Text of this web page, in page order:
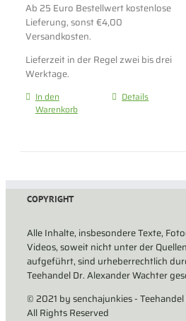
Ab 25 Euro Bestellwert kostenlose
Lieferung, sonst €4,00
Versandkosten.
Lieferzeit in der Regel zwei bis drei
Werktage.
In den
Warenkorb
Details
COPYRIGHT
Alle Inhalte, insbesondere Texte,
Videos, soweit nicht unter der
aufgeführt, sind urheberrechtlich
Teehandel Dr. Alexander Wachter
© 2021 by senchajunkies -
All Rights Reserved